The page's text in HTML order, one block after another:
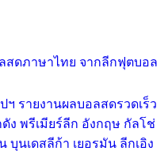
ลสดภาษาไทย จากลีกฟุตบอล
ฯ รายงานผลบอลสดรวดเร็ว
ง พรีเมียร์ลีก อังกฤษ กัลโช่
บุนเดสลีก้า เยอรมัน ลีกเอิง